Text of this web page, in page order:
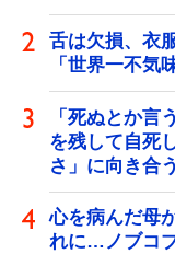
舌は欠損、衣
「世界一不気
「死ぬとか言
を残して自死
さ」に向き合
心を病んだ母
れに…ノブコ